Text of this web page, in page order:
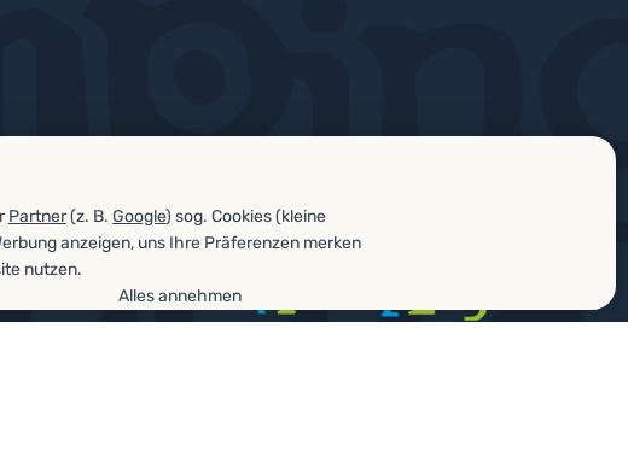
Partner(z. B. Google) sog. Cookies (kleine
anzeigen, uns Ihre Präferenzen merken
nutzen.
Alles annehmen